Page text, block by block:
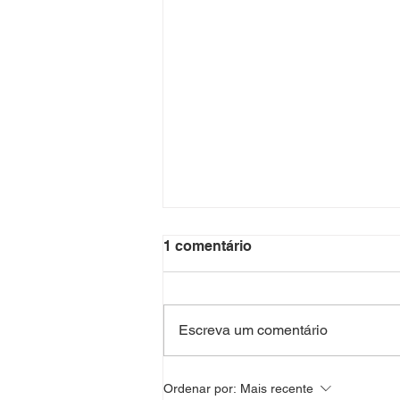
Diário da Aula 19 - Saúde
1 comentário
Escreva um comentário
Ordenar por: Mais recente